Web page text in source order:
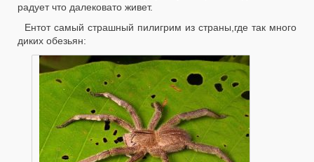
радует что далековато живет.
Ентот самый страшный пилигрим из страны,где так много
диких обезьян: